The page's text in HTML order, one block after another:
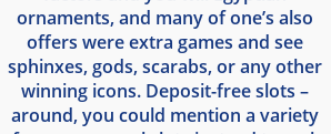
ornaments, and many of one’s also
offers were extra games and see
sphinxes, gods, scarabs, or any other
winning icons. Deposit-free slots –
around, you could mention a variety